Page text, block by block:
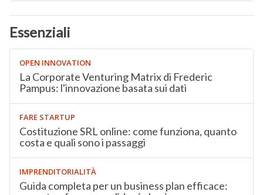
Essenziali
OPEN INNOVATION
La Corporate Venturing Matrix di Frederic
Pampus: l'innovazione basata sui dati
FARE STARTUP
Costituzione SRL online: come funziona, quanto
costa e quali sono i passaggi
IMPRENDITORIALITÀ
Guida completa per un business plan efficace: